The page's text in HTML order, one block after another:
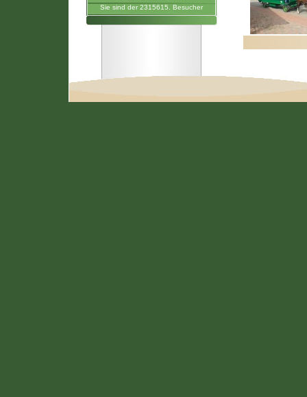
Sie sind der 2315615. Besucher